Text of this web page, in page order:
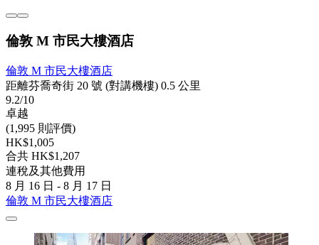
倫敦 M 市民大樓酒店
倫敦 M 市民大樓酒店
距離芬喬奇街 20 號 (對講機樓) 0.5 公里
9.2/10
卓越
(1,995 則評價)
HK$1,005
合共 HK$1,207
連稅及其他費用
8 月 16 日 - 8 月 17 日
倫敦 M 市民大樓酒店